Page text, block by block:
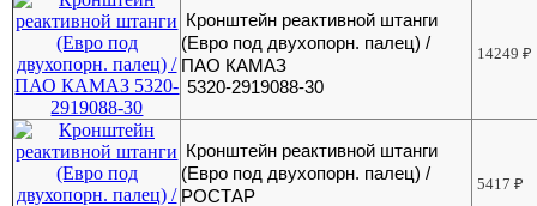
Кронштейн реактивной штанги
(Евро под двухопорн. палец) /
ПАО КАМАЗ
5320-2919088-30
14249₽
Кронштейн реактивной штанги
(Евро под двухопорн. палец) /
РОСТАР
5417₽